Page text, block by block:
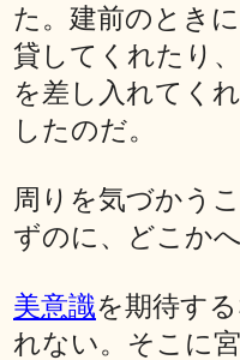
た。建前のとき
貸してくれたり
を差し入れてく
したのだ。
周りを気づかう
ずのに、どこか
美意識を期待す
れない。そこに